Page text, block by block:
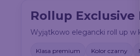
Rollup Exclusive
Wyjątkowo elegancki roll up w
Klasa premium Kolor czarny